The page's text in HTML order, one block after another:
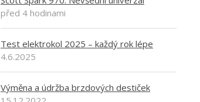
před 4 hodinami
Test elektrokol 2025 – každý rok lépe
4.6.2025
Výměna a údržba brzdových destiček